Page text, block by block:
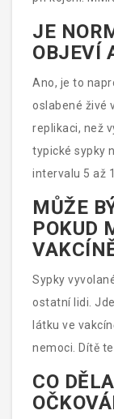
kapka v
JE
OBJEVÍ
Ano, je to
oslabené živé
replikaci, než
typické sypky
intervalu 5 až
MŮŽE
POKUD
Sypky
ostatní lidi.
látku ve
nemoci. Dítě
CO